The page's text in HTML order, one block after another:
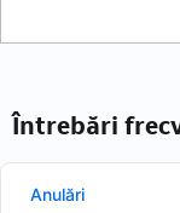
Întrebări
Anulări